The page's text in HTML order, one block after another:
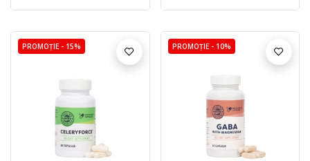
PROMOȚIE - 15% PROMOȚIE - 10%